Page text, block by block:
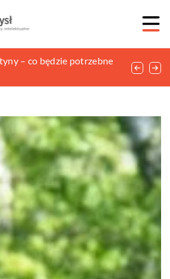
przyjęcie okolicznościowe?
– co będzie potrzebne